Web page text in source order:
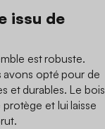
issu de
est robuste.
opté pour de
et durables. Le bois
et lui laisse